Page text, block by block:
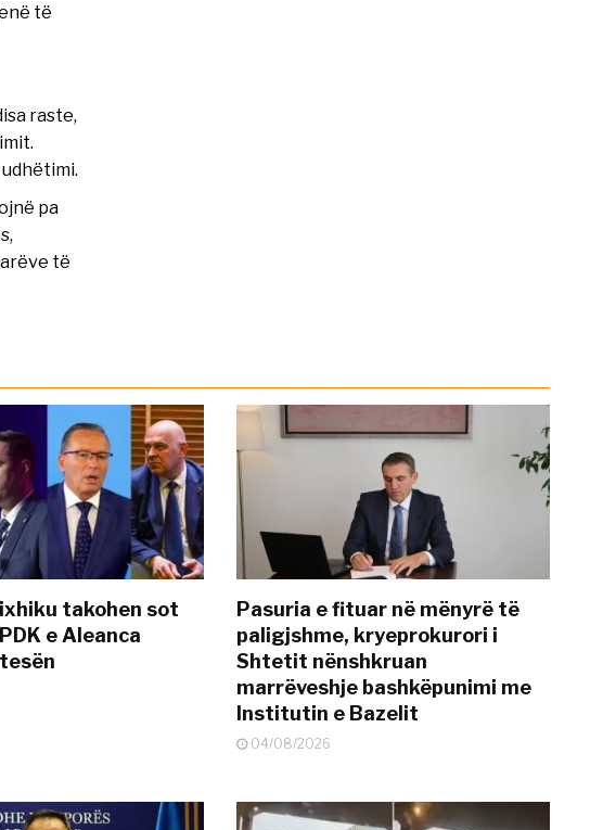
të
raste,
pa
të
takohen sot
e Aleanca
Pasuria e fituar në mënyrë të
paligjshme, kryeprokurori i
Shtetit nënshkruan
marrëveshje bashkëpunimi me
Institutin e Bazelit
04/08/2026